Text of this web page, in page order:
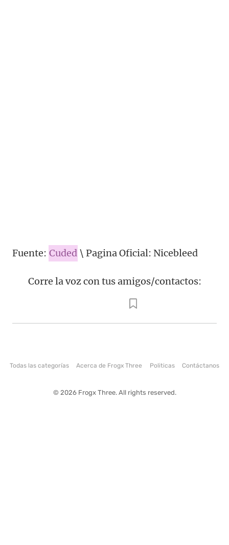
Fuente: Cuded \ Pagina Oficial: Nicebleed
Corre la voz con tus amigos/contactos:
Todas las categorías Acerca de Frogx Three Politicas Contáctanos
© 2026 Frogx Three. All rights reserved.